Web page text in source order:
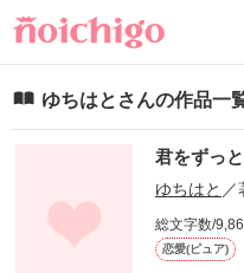
ゆちはとさんの作品一
君をずっ
ゆちはと ／
総文字数/
恋愛(ピュア)